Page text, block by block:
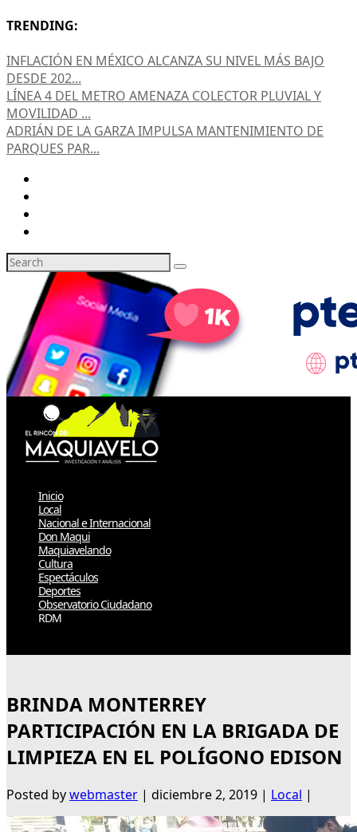
TRENDING:
INFLACIÓN EN MÉXICO ALCANZA SU NIVEL MÁS BAJO
DESDE 202...
LÍNEA 4 DEL METRO AMENAZA COLECTOR PLUVIAL Y
MOVILIDAD ...
ADRIÁN DE LA GARZA IMPULSA MANTENIMIENTO DE
PARQUES PAR...
Inicio
Local
Nacional e Internacional
Don Maqui
Maquiavelando
Cultura
Espectáculos
Deportes
Observatorio Ciudadano
RDM
BRINDA MONTERREY
PARTICIPACIÓN EN LA BRIGADA DE
LIMPIEZA EN EL POLÍGONO EDISON
Posted bywebmaster | diciembre 2, 2019 | Local |